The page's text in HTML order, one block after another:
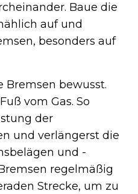
Baue die
auf und
besonders auf
Bremsen bewusst.
vom Gas. So
der
und verlängerst die
und -
regelmäßig
Strecke, um zu